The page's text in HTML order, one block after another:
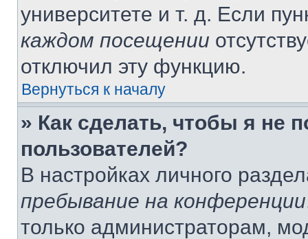
университете и т. д. Если
каждом посещении
отключил эту функцию.
Вернуться к началу
» Как сделать, чтобы я не
пользователей?
В настройках личного
пребывание на конференции
только администраторам,